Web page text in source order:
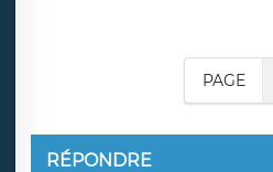
PAGE
RÉPONDRE